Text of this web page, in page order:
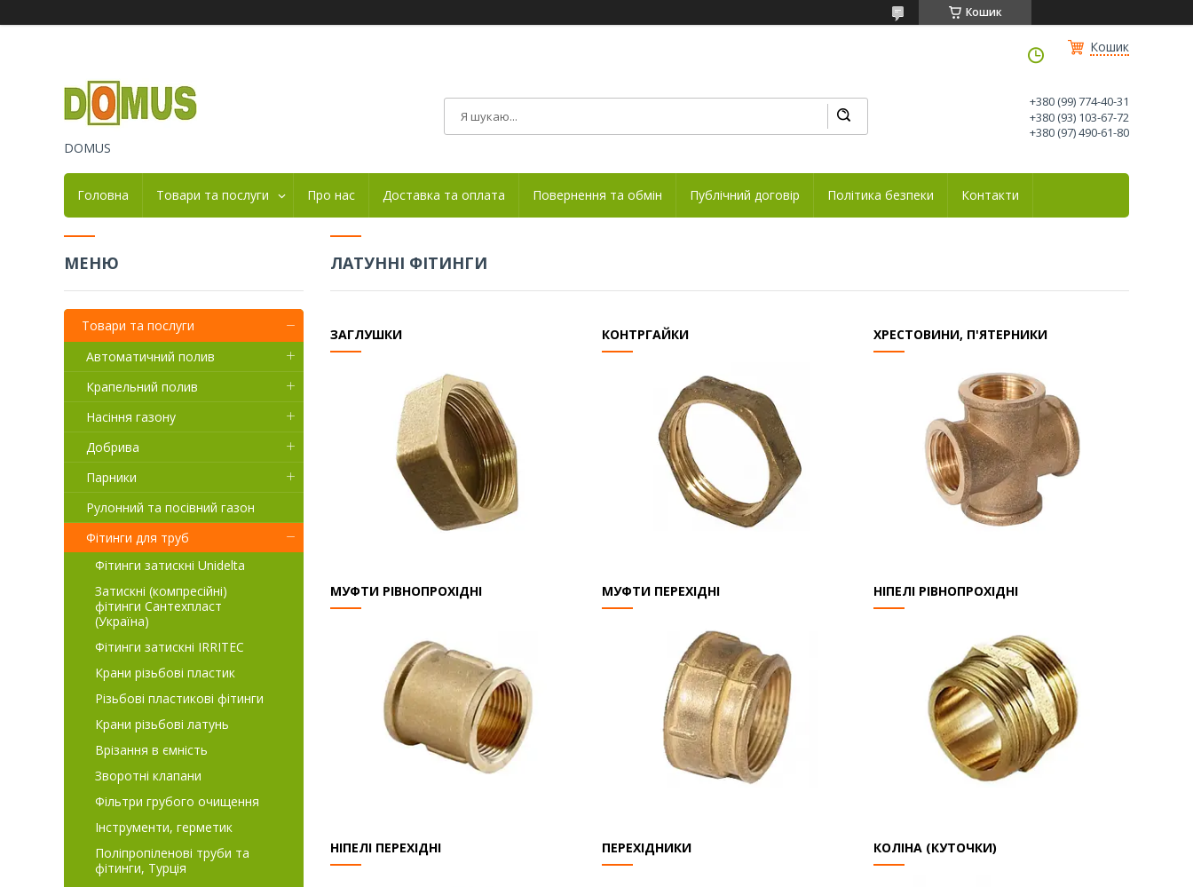
Кошик
Кошик
DOMUS
+380 (99) 774-40-31
+380 (93) 103-67-72
+380 (97) 490-61-80
Головна Товари та послуги Про нас Доставка та оплата Повернення та обмін Публічний договір Політика безпеки Контакти
ЛАТУННІ ФІТИНГИ
ЗАГЛУШКИ КОНТРГАЙКИ ХРЕСТОВИНИ, П'ЯТЕРНИКИ
МУФТИ РІВНОПРОХІДНІ МУФТИ ПЕРЕХІДНІ НІПЕЛІ РІВНОПРОХІДНІ
НІПЕЛІ ПЕРЕХІДНІ ПЕРЕХІДНИКИ КОЛІНА (КУТОЧКИ)
Товари та послуги
Автоматичний полив
Крапельний полив
Насіння газону
Добрива
Парники
Рулонний та посівний газон
Фітинги для труб
Фітинги затискні Unidelta
Затискні (компресійні)
фітинги Сантехпласт
(Україна)
Фітинги затискні IRRITEC
Крани різьбові пластик
Різьбові пластикові фітинги
Крани різьбові латунь
Врізання в ємність
Зворотні клапани
Фільтри грубого очищення
Інструменти, герметик
Поліпропіленові труби та
фітинги, Турція